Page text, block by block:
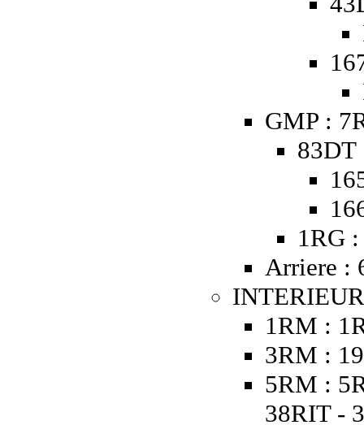
GMP :
83DT
1RG
Arriere :
1RM :
3RM :
5RM :
38RIT -